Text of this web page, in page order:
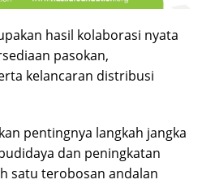
hasil kolaborasi nyata
pasokan,
kelancaran distribusi
pentingnya langkah jangka
dan peningkatan
satu terobosan andalan